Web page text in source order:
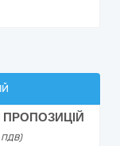
ПРОПОЗИЦІЙ
ПДВ)